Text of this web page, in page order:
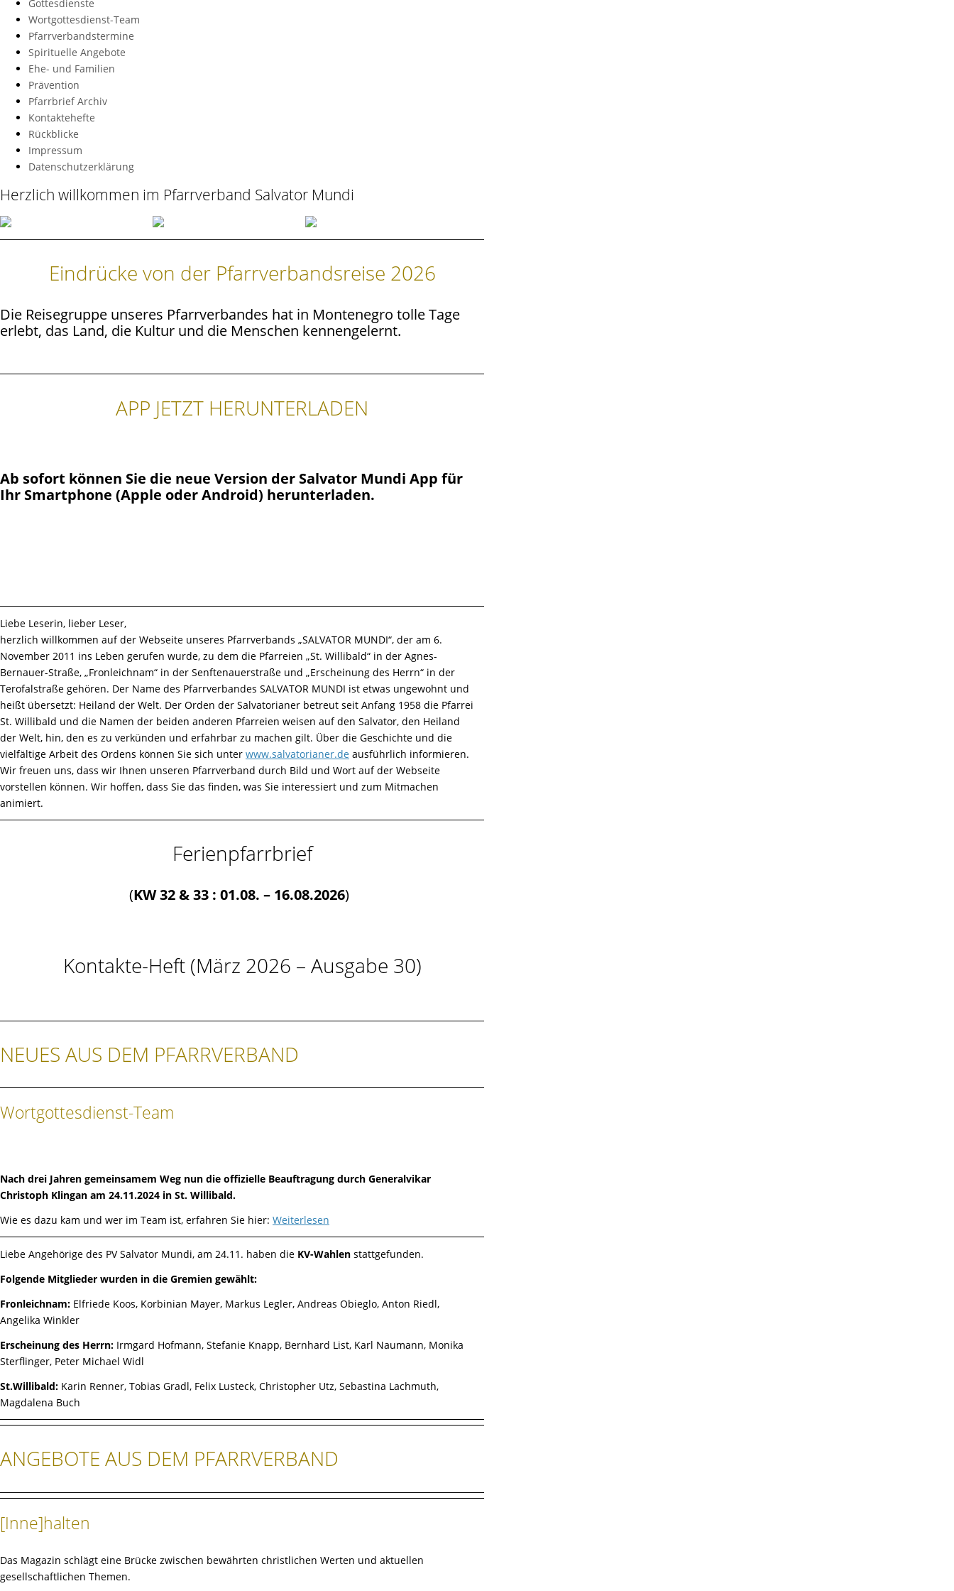
Gottesdienste
Wortgottesdienst-Team
Pfarrverbandstermine
Spirituelle Angebote
Ehe- und Familien
Prävention
Pfarrbrief Archiv
Kontaktehefte
Rückblicke
Impressum
Datenschutzerklärung
Herzlich willkommen im Pfarrverband Salvator Mundi
Eindrücke von der Pfarrverbandsreise 2026
Die Reisegruppe unseres Pfarrverbandes hat in Montenegro tolle Tage
erlebt, das Land, die Kultur und die Menschen kennengelernt.
APP JETZT HERUNTERLADEN
Ab sofort können Sie die neue Version der Salvator Mundi App für
Ihr Smartphone (Apple oder Android) herunterladen.
Liebe Leserin, lieber Leser,
herzlich willkommen auf der Webseite unseres Pfarrverbands „SALVATOR MUNDI“, der am 6.
November 2011 ins Leben gerufen wurde, zu dem die Pfarreien „St. Willibald“ in der Agnes-
Bernauer-Straße, „Fronleichnam“ in der Senftenauerstraße und „Erscheinung des Herrn“ in der
Terofalstraße gehören. Der Name des Pfarrverbandes SALVATOR MUNDI ist etwas ungewohnt und
heißt übersetzt: Heiland der Welt. Der Orden der Salvatorianer betreut seit Anfang 1958 die Pfarrei
St. Willibald und die Namen der beiden anderen Pfarreien weisen auf den Salvator, den Heiland
der Welt, hin, den es zu verkünden und erfahrbar zu machen gilt. Über die Geschichte und die
vielfältige Arbeit des Ordens können Sie sich unter www.salvatorianer.de ausführlich informieren.
Wir freuen uns, dass wir Ihnen unseren Pfarrverband durch Bild und Wort auf der Webseite
vorstellen können. Wir hoffen, dass Sie das finden, was Sie interessiert und zum Mitmachen
animiert.
Ferienpfarrbrief
(KW 32 & 33 : 01.08. – 16.08.2026)
Kontakte-Heft (März 2026 – Ausgabe 30)
NEUES AUS DEM PFARRVERBAND
Wortgottesdienst-Team
Nach drei Jahren gemeinsamem Weg nun die offizielle Beauftragung durch Generalvikar
Christoph Klingan am 24.11.2024 in St. Willibald.
Wie es dazu kam und wer im Team ist, erfahren Sie hier: Weiterlesen
Liebe Angehörige des PV Salvator Mundi, am 24.11. haben die KV-Wahlen stattgefunden.
Folgende Mitglieder wurden in die Gremien gewählt:
Fronleichnam: Elfriede Koos, Korbinian Mayer, Markus Legler, Andreas Obieglo, Anton Riedl,
Angelika Winkler
Erscheinung des Herrn: Irmgard Hofmann, Stefanie Knapp, Bernhard List, Karl Naumann, Monika
Sterflinger, Peter Michael Widl
St.Willibald: Karin Renner, Tobias Gradl, Felix Lusteck, Christopher Utz, Sebastina Lachmuth,
Magdalena Buch
ANGEBOTE AUS DEM PFARRVERBAND
[Inne]halten
Das Magazin schlägt eine Brücke zwischen bewährten christlichen Werten und aktuellen
gesellschaftlichen Themen.